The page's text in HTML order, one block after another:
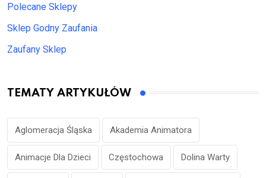
Polecane Sklepy
Sklep Godny Zaufania
Zaufany Sklep
TEMATY ARTYKUŁÓW
Aglomeracja Śląska Akademia Animatora
Animacje Dla Dzieci Częstochowa Dolina Warty